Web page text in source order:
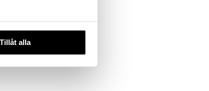
Tillåt alla